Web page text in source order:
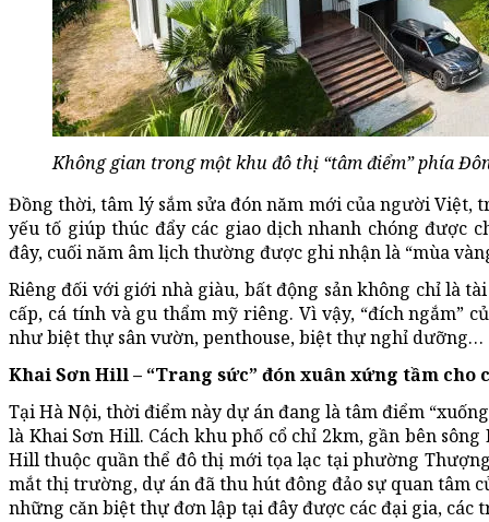
Không gian trong một khu đô thị “tâm điểm” phía
Đồng thời, tâm lý sắm sửa đón năm mới của người Việt,
yếu tố giúp thúc đẩy các giao dịch nhanh chóng được
đây, cuối năm âm lịch thường được ghi nhận là “mùa
Riêng đối với giới nhà giàu, bất động sản không chỉ là
cấp, cá tính và gu thẩm mỹ riêng. Vì vậy, “đích ngắm”
như biệt thự sân vườn, penthouse, biệt thự nghỉ dưỡng…
Khai Sơn Hill – “Trang sức” đón xuân xứng tầm cho
Tại Hà Nội, thời điểm này dự án đang là tâm điểm
là Khai Sơn Hill. Cách khu phố cổ chỉ 2km, gần bên
Hill thuộc quần thể đô thị mới tọa lạc tại phường
mắt thị trường, dự án đã thu hút đông đảo sự quan tâm
những căn biệt thự đơn lập tại đây được các đại gia, các